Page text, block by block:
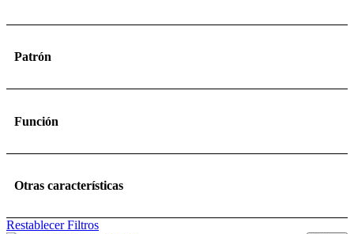
Patrón
Función
Otras características
Restablecer Filtros